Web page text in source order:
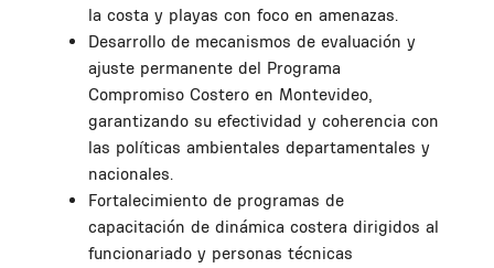
la costa y playas con foco en amenazas.
Desarrollo de mecanismos de evaluación y
ajuste permanente del Programa
Compromiso Costero en Montevideo,
garantizando su efectividad y coherencia con
las políticas ambientales departamentales y
nacionales.
Fortalecimiento de programas de
capacitación de dinámica costera dirigidos al
funcionariado y personas técnicas